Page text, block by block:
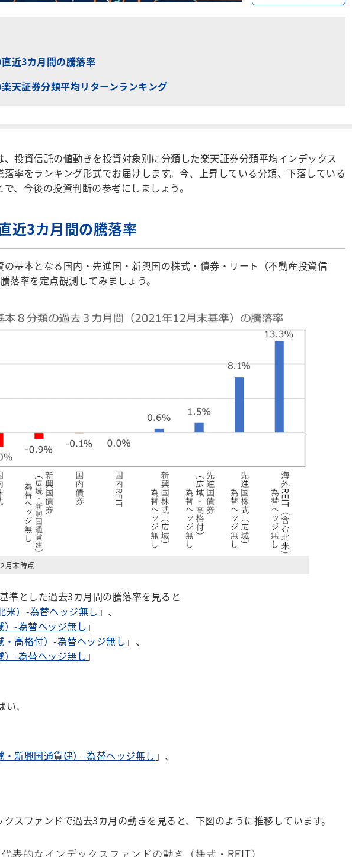
近3カ月間の騰落率
天証券分類平均リターンランキング
投資信託の値動きを投資対象別に分類した楽天証券分類平均インデックス
率をランキング形式でお届けします。今、上昇している分類、下落している
、今後の投資判断の参考にしましょう。
近3カ月間の騰落率
基本となる国内・先進国・新興国の株式・債券・リート（不動産投資信
落率を定点観測してみましょう。
月末時点
準とした過去3カ月間の騰落率を見ると
米）-為替ヘッジ無し 」、
）-為替ヘッジ無し 」
・高格付）-為替ヘッジ無し 」、
）-為替ヘッジ無し 」
、
・新興国通貨建）-為替ヘッジ無し 」、
スファンドで過去3カ月の動きを見ると、下図のように推移しています。